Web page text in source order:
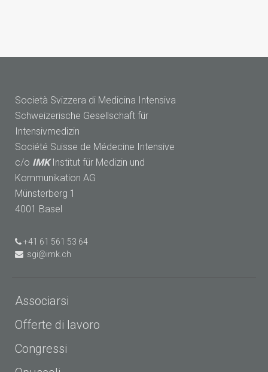
Società Svizzera di Medicina Intensiva
Schweizerische Gesellschaft für
Intensivmedizin
Société Suisse de Médecine Intensive
c/o IMK Institut für Medizin und
Kommunikation AG
Münsterberg 1
4001 Basel
+41 61 561 53 64
sgi@imk.ch
Associarsi
Offerte di lavoro
Congressi